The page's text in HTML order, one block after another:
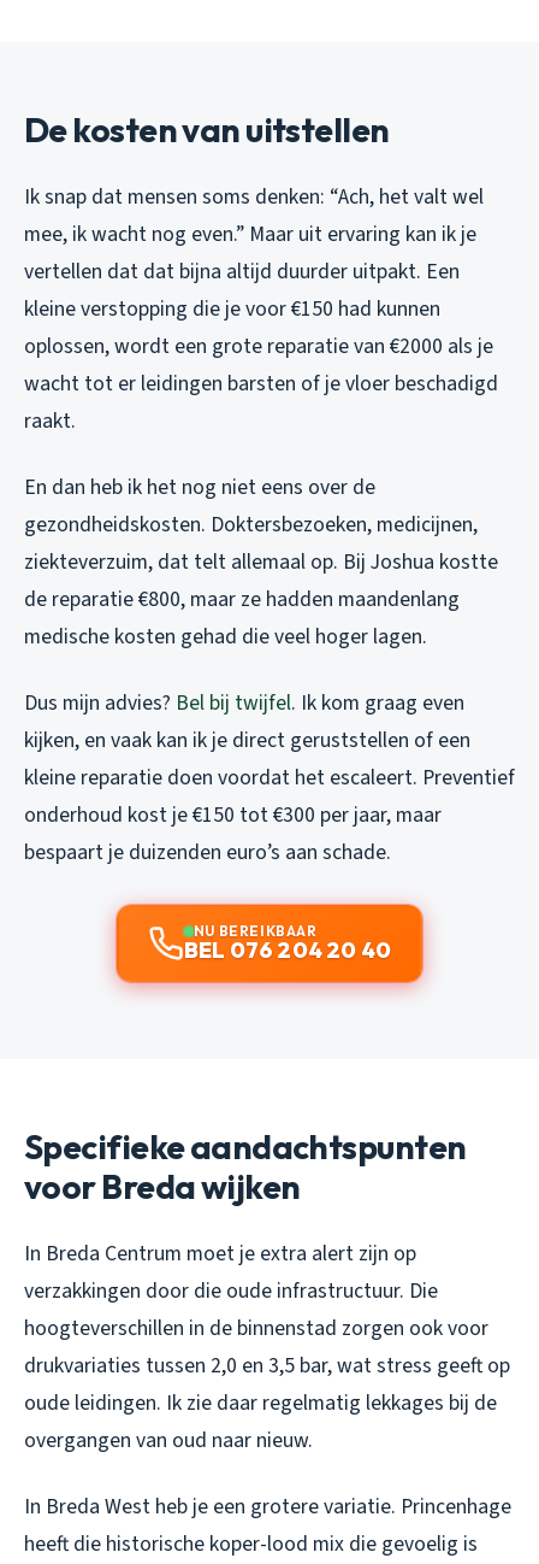
De kosten van uitstellen
Ik snap dat mensen soms denken: “Ach, het valt wel
mee, ik wacht nog even.” Maar uit ervaring kan ik je
vertellen dat dat bijna altijd duurder uitpakt. Een
kleine verstopping die je voor €150 had kunnen
oplossen, wordt een grote reparatie van €2000 als je
wacht tot er leidingen barsten of je vloer beschadigd
raakt.
En dan heb ik het nog niet eens over de
gezondheidskosten. Doktersbezoeken, medicijnen,
ziekteverzuim, dat telt allemaal op. Bij Joshua kostte
de reparatie €800, maar ze hadden maandenlang
medische kosten gehad die veel hoger lagen.
Dus mijn advies? Bel bij twijfel. Ik kom graag even
kijken, en vaak kan ik je direct geruststellen of een
kleine reparatie doen voordat het escaleert. Preventief
onderhoud kost je €150 tot €300 per jaar, maar
bespaart je duizenden euro’s aan schade.
NU BEREIKBAAR
BEL 076 204 20 40
Specifieke aandachtspunten
voor Breda wijken
In Breda Centrum moet je extra alert zijn op
verzakkingen door die oude infrastructuur. Die
hoogteverschillen in de binnenstad zorgen ook voor
drukvariaties tussen 2,0 en 3,5 bar, wat stress geeft op
oude leidingen. Ik zie daar regelmatig lekkages bij de
overgangen van oud naar nieuw.
In Breda West heb je een grotere variatie. Princenhage
heeft die historische koper-lood mix die gevoelig is